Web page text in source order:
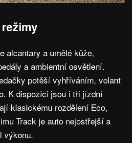
alcantary a umělé kůže,
a ambientní osvětlení.
potěší vyhříváním, volant
K dispozici jsou i tři jízdní
klasickému rozdělení Eco,
Track je auto nejostřejší a
výkonu.